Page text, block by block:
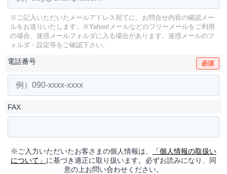
※ご記入いただいたメールアドレス宛てに、お問合せ内容の確認メー
ルをお送りいたします。
※Yahoo!メールなどのフリーメールをご利用
の場合、迷惑メールフォルダに入る場合があります。 迷惑メールのフ
ォルダ・設定等をご確認下さい。
電話番号 必須
FAX
※ご入力いただいたお客さまの個人情報は、
「個人情報の取扱い
について」 に基づき適正に取り扱います。必ずお読みになり、同
意の上お問い合わせください。